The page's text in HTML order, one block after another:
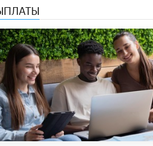
для повторения в 10–11-х
4 ИЮНЯ /КАЧЕСТВО
В Общественной палате
шить школьную форму с
национальных традиций
4 ИЮНЯ /ШКОЛЬНИКИ
В Госдуме предложили
формат для апелляций ЕГЭ
3 ИЮНЯ /ЕГЭ И ОГЭ